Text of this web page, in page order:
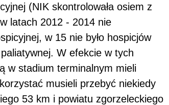
(NIK skontrolowała osiem z
latach 2012 - 2014 nie
w 15 nie było hospicjów
W efekcie w tych
w stadium terminalnym mieli
musieli przebyć niekiedy
53 km i powiatu zgorzeleckiego